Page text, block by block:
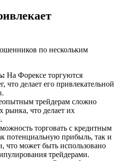
по нескольким
На Форексе торгуются
что делает его привлекательной
трейдерам сложно
рынка, что делает их
торговать с кредитным
потенциальную прибыль, так и
что может быть использовано
трейдерами.